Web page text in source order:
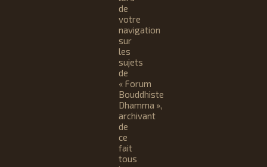
de
votre
navigation
sur
les
sujets
de
« Forum
Bouddhiste
Dhamma »,
archivant
de
ce
fait
tous